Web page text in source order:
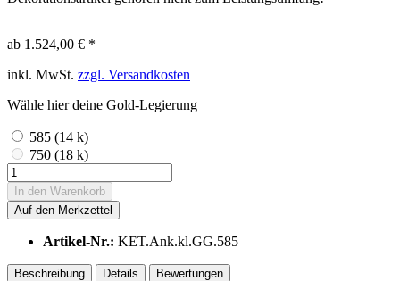
ab 1.524,00 € *
inkl. MwSt. zzgl. Versandkosten
Wähle hier deine Gold-Legierung
585 (14 k)
750 (18 k)
In den Warenkorb
Auf den Merkzettel
Artikel-Nr.: KET.Ank.kl.GG.585
Beschreibung Details Bewertungen